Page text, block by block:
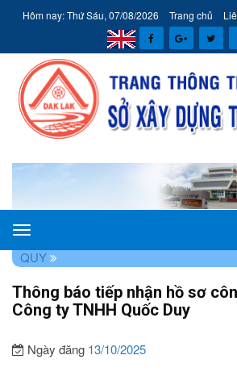
Hôm nay: Thứ Sáu, 07/08/2026 Trang chủ
Sở
Xây
tỉnh
Đắk
TRANG CHỦ
TIẾP
QUY
Thông báo tiếp nhận hồ sơ
Công ty TNHH Quốc Duy
Ngày đăng 13/10/2025